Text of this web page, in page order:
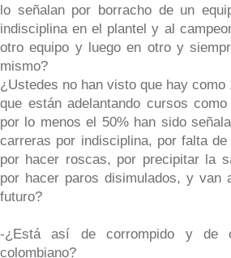
lo señalan por borracho de un
indisciplina en el plantel y al
otro equipo y luego en otro y
mismo?
¿Ustedes no han visto que hay como
que están adelantando cursos
por lo menos el 50% han sido
carreras por indisciplina, por falta
por hacer roscas, por precipitar la
por hacer paros disimulados, y van
futuro?
-¿Está así de corrompido y de
colombiano?